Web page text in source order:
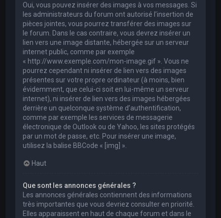
Oui, vous pouvez insérer des images à vos messages. Si
les administrateurs du forum ont autorisé l’insertion de
pièces jointes, vous pourrez transférer des images sur
le forum. Dans le cas contraire, vous devrez insérer un
lien vers une image distante, hébergée sur un serveur
internet public, comme par exemple
« http://www.exemple.com/mon-image.gif ». Vous ne
pourrez cependant ni insérer de lien vers des images
présentes sur votre propre ordinateur (à moins, bien
évidemment, que celui-ci soit en lui-même un serveur
internet), ni insérer de lien vers des images hébergées
derrière un quelconque système d’authentification,
comme par exemple les services de messagerie
électronique de Outlook ou de Yahoo, les sites protégés
par un mot de passe, etc. Pour insérer une image,
utilisez la balise BBCode « [img] ».
Haut
Que sont les annonces générales ?
Les annonces générales contiennent des informations
très importantes que vous devriez consulter en priorité.
Elles apparaissent en haut de chaque forum et dans le